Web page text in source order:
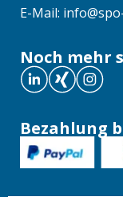
E-Mail:
Noch mehr
Bezahlung